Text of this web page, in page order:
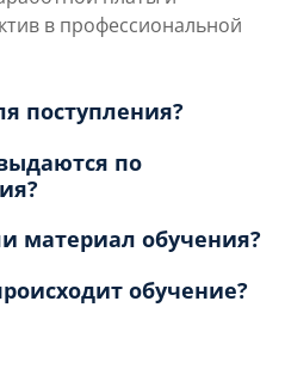
в профессиональной
поступления?
по
материал обучения?
обучение?